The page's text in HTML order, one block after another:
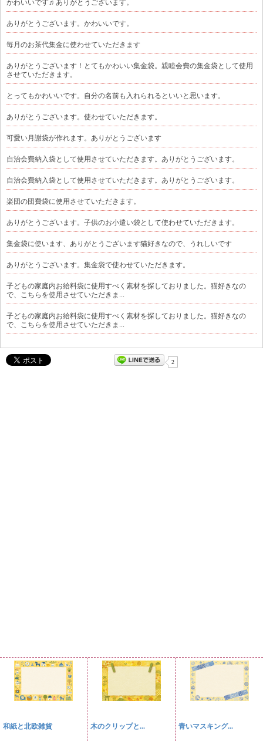
かわいいです♬ありがとうございます。
ありがとうございます。かわいいです。
毎月のお茶代集金に使わせていただきます
ありがとうございます！とてもかわいい集金袋。親睦会費の集金袋として使用
させていただきます。
とってもかわいいです。自分の名前も入れられるといいと思います。
ありがとうございます。使わせていただきます。
可愛い月謝袋が作れます。ありがとうございます
自治会費納入袋として使用させていただきます。ありがとうございます。
自治会費納入袋として使用させていただきます。ありがとうございます。
楽団の団費袋に使用させていただきます。
ありがとうございます。子供のお小遣い袋として使わせていただきます。
集金袋に使います、ありがとうございます猫好きなので、うれしいです
ありがとうございます。集金袋で使わせていただきます。
子どもの家庭内お給料袋に使用すべく素材を探しておりました。猫好きなの
で、こちらを使用させていただきま...
子どもの家庭内お給料袋に使用すべく素材を探しておりました。猫好きなの
で、こちらを使用させていただきま...
2
和紙と北欧雑貨 木のクリップと... 青いマスキング...